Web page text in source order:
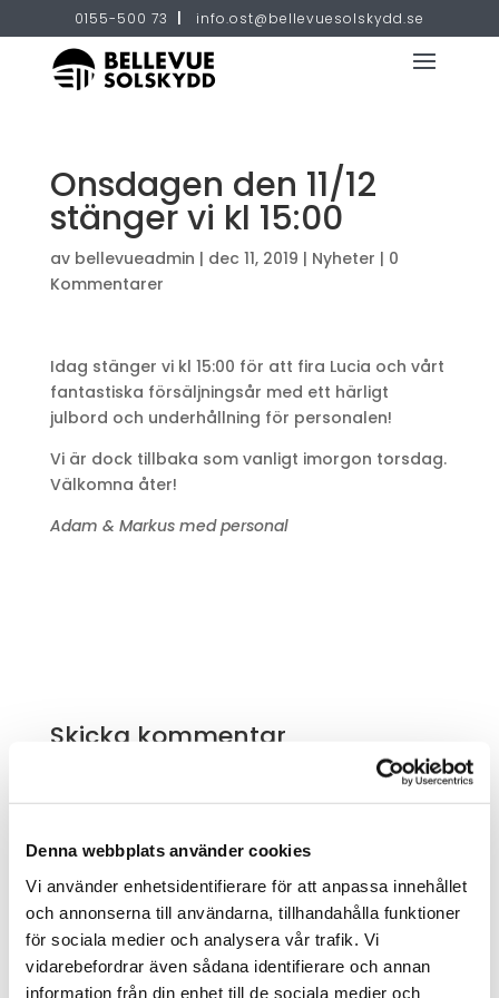
Denna webbplats använder cookies
Vi använder enhetsidentifierare för att anpassa innehållet
och annonserna till användarna, tillhandahålla funktioner
för sociala medier och analysera vår trafik. Vi
vidarebefordrar även sådana identifierare och annan
information från din enhet till de sociala medier och
0155-500 73 info.ost@bellevuesolskydd.se
Onsdagen den 11/12
stänger vi kl 15:00
av bellevueadmin | dec 11, 2019 | Nyheter | 0
Kommentarer
Idag stänger vi kl 15:00 för att fira Lucia och vårt
fantastiska försäljningsår med ett härligt
julbord och underhållning för personalen!
Vi är dock tillbaka som vanligt imorgon torsdag.
Välkomna åter!
Adam & Markus med personal
Skicka kommentar
för att publicera en
kommentar.
Sök
Recent Posts